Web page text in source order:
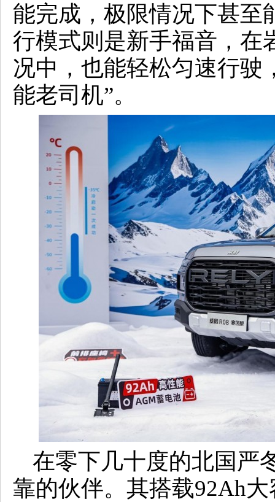
能完成，极限情况下甚至
行模式则是新手福音，在
况中，也能轻松匀速行驶
能老司机”。
在零下几十度的北国严
靠的伙伴。其搭载92Ah